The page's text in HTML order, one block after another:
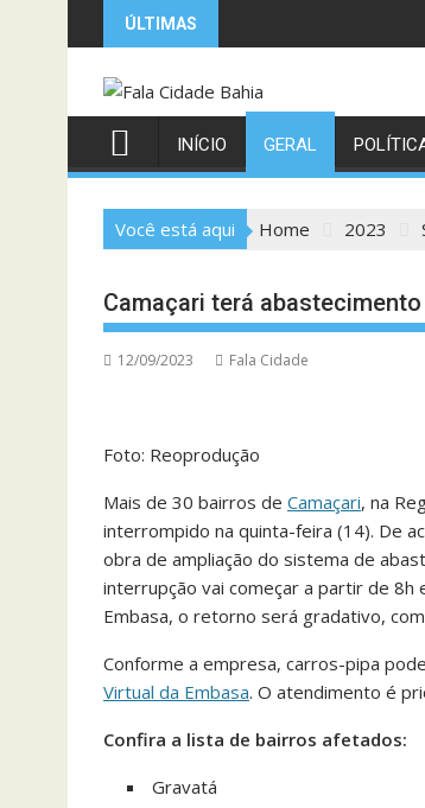
to
ÚLTIMAS
INÍCIO GERAL
Você está aqui Home 2023
Camaçari terá
12/09/2023 Fala Cidade
Foto: Reoprodução
Mais de 30 bairros de Camaçari, na
interrompido na quinta-feira (14). De
obra de ampliação do sistema de
interrupção vai começar a partir de
Embasa, o retorno será gradativo,
Conforme a empresa, carros-pipa
Virtual da Embasa. O atendimento é
Confira a lista de bairros afetados:
Gravatá